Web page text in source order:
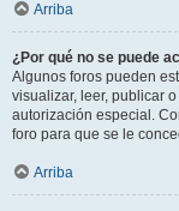
Arriba
¿Por qué no se puede
Algunos foros pueden
visualizar, leer, publicar
autorización especial.
foro para que se le
Arriba